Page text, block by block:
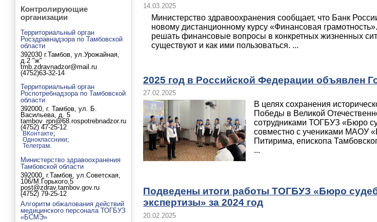
Контролирующие
организации
Территориальный орган
Росздравнадзора по Тамбовской
области
392030 г.Тамбов, ул.Урожайная,
д.2 "ж"
tmb.zdravnadzor@mail.ru
(4752)63-32-14
Территориальный орган
Роспотребнадзора по Тамбовской
области
392000, г. Тамбов, ул. Б.
Васильева, д. 5
tambov_rpn@68.rospotrebnadzor.ru
(4752) 47-25-12
ВКонтакте;
Одноклассники;
Телеграм.
Министерство здравоохранения
Тамбовской области
392000, г.Тамбов, ул.Советская,
106/М.Горького,5
post@zdrav.tambov.gov.ru
(4752) 79-25-12
Алгоритм обжалования действий
медицинского персонала ТОГБУЗ
«БСМЭ»
14.03.2025
Министерство здравоохранения сообщает, что Банк
новому дистанционному курсу «Финансовая
решать финансовые вопросы в конкретных жизненных
существуют и как ими пользоваться. ...
2025 год в Российской Федерации объявлен
27.02.2025
В целях сохранения
Победы в Великой
сотрудниками ТОГБУЗ «Бюро
совместно с учениками МАОУ
Питирима, епископа
...
Подведены итоги работы ТОГБУЗ «Бюро
экспертизы» за 2024 год
20.02.2025